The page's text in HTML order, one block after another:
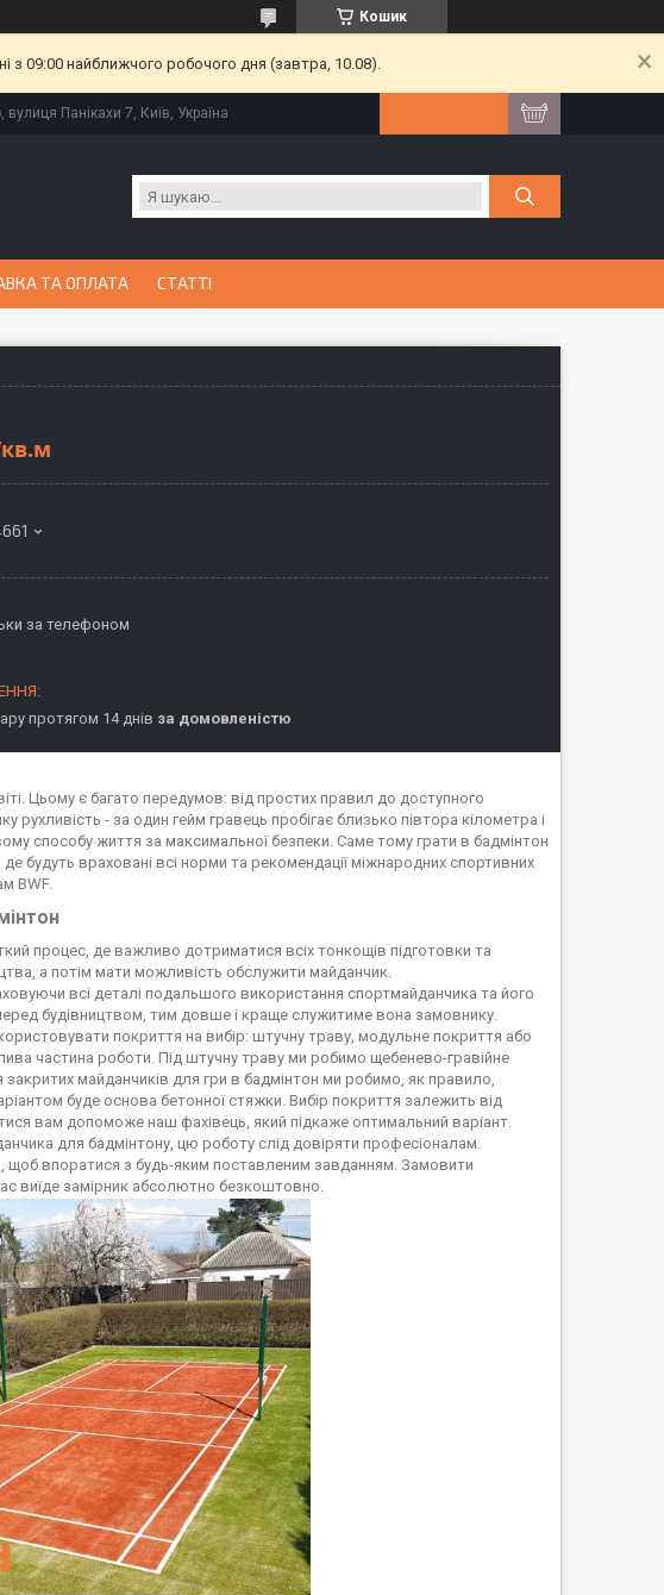
Кошик
з 09:00 найближчого робочого дня (завтра, 10.08).
Панікахи 7, Київ, Україна
ТА ОПЛАТА СТАТТІ
за телефоном
протягом 14 днів за домовленістю
Цьому є багато передумов: від простих правил до доступного
рухливість - за один гейм гравець пробігає близько півтора кілометра і
способу життя за максимальної безпеки. Саме тому грати в бадмінтон
будуть враховані всі норми та рекомендації міжнародних спортивних
BWF.
процес, де важливо дотриматися всіх тонкощів підготовки та
а потім мати можливість обслужити майданчик.
всі деталі подальшого використання спортмайданчика та його
будівництвом, тим довше і краще служитиме вона замовнику.
покриття на вибір: штучну траву, модульне покриття або
частина роботи. Під штучну траву ми робимо щебенево-гравійне
майданчиків для гри в бадмінтон ми робимо, як правило,
буде основа бетонної стяжки. Вибір покриття залежить від
вам допоможе наш фахівець, який підкаже оптимальний варіант.
для бадмінтону, цю роботу слід довіряти професіоналам.
щоб впоратися з будь-яким поставленим завданням. Замовити
виїде замірник абсолютно безкоштовно.